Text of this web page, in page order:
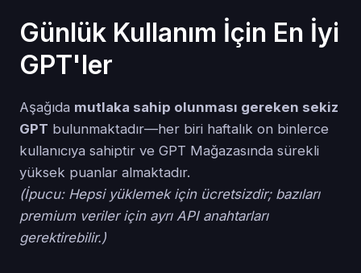
Günlük Kullanım İçin En İyi
GPT'ler
Aşağıda mutlaka sahip olunması gereken sekiz
GPT bulunmaktadır—her biri haftalık on binlerce
kullanıcıya sahiptir ve GPT Mağazasında sürekli
yüksek puanlar almaktadır.
(İpucu: Hepsi yüklemek için ücretsizdir; bazıları
premium veriler için ayrı API anahtarları
gerektirebilir.)